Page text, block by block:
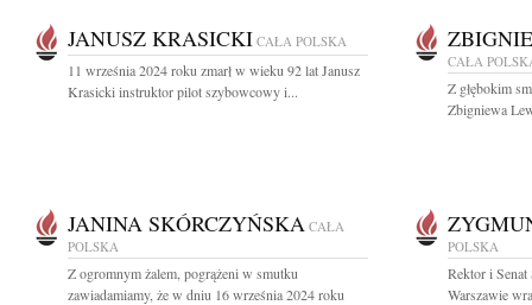
JANUSZ KRASICKI CAŁA POLSKA
11 września 2024 roku zmarł w wieku 92 lat Janusz
Krasicki instruktor pilot szybowcowy i...
CAŁA
Z głębokim
Zbigniewa
JANINA SKÓRCZYŃSKA CAŁA
POLSKA
Z ogromnym żalem, pogrążeni w smutku
zawiadamiamy, że w dniu 16 września 2024 roku
POLSKA
Rektor i
Warszawie